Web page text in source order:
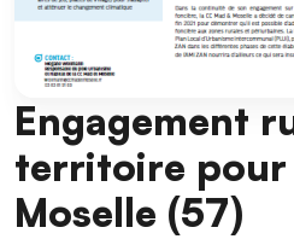
Engagement
territoire pour
Moselle (57)